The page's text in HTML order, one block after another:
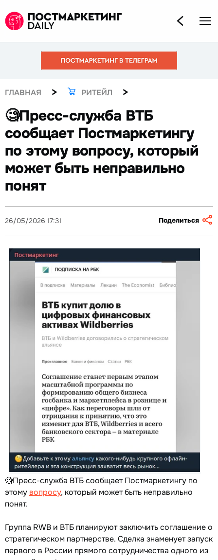
ГЛАВНАЯ > РИТЕЙЛ >
🧐Пресс-служба ВТБ
сообщает Постмаркетингу
по этому вопросу, который
может быть неправильно
понят
26/05/2026 17:31 Поделиться
🧐Пресс-служба ВТБ сообщает Постмаркетингу по
этому вопросу, который может быть неправильно
понят.
Группа RWB и ВТБ планируют заключить соглашение о
стратегическом партнерстве. Сделка знаменует запуск
первого в России прямого сотрудничества одного из